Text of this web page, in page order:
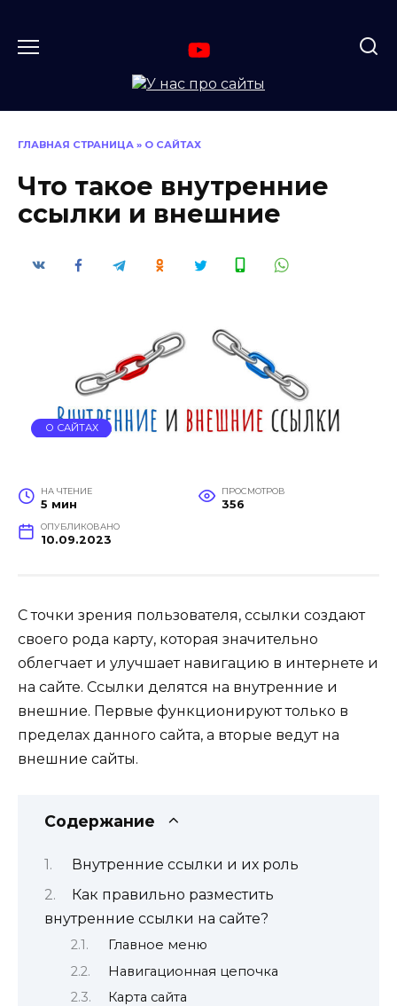
содержанию
ГЛАВНАЯ СТРАНИЦА » О САЙТАХ
Что такое внутренние
ссылки и внешние
О САЙТАХ
НА ЧТЕНИЕ
5 мин
ПРОСМОТРОВ
356
ОПУБЛИКОВАНО
10.09.2023
С точки зрения пользователя, ссылки создают
своего рода карту, которая значительно
облегчает и улучшает навигацию в интернете и
на сайте. Ссылки делятся на внутренние и
внешние. Первые функционируют только в
пределах данного сайта, а вторые ведут на
внешние сайты.
Содержание
Внутренние ссылки и их роль
Как правильно разместить
внутренние ссылки на сайте?
Главное меню
Навигационная цепочка
Карта сайта